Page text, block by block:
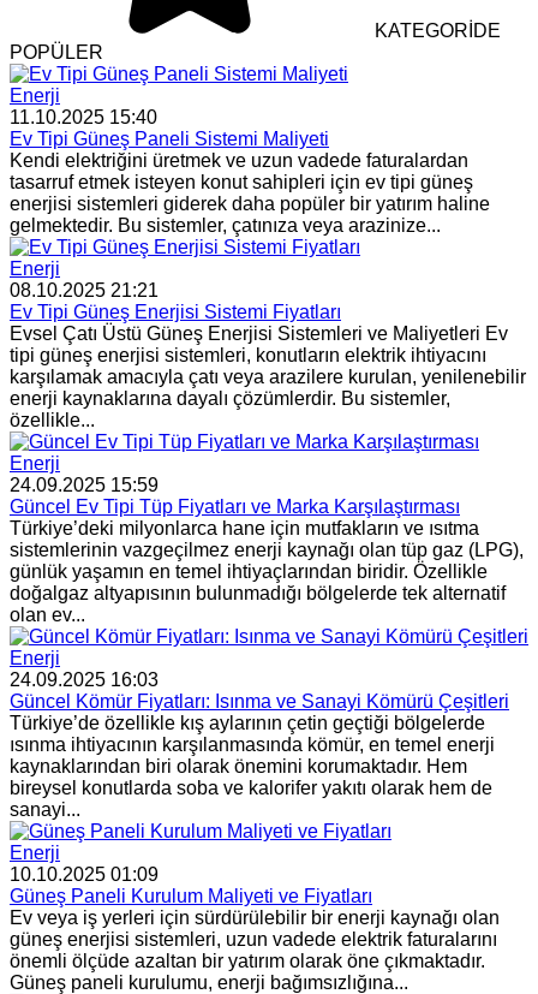
KATEGORİDE
POPÜLER
Enerji
11.10.2025 15:40
Ev Tipi Güneş Paneli Sistemi Maliyeti
Kendi elektriğini üretmek ve uzun vadede faturalardan
tasarruf etmek isteyen konut sahipleri için ev tipi güneş
enerjisi sistemleri giderek daha popüler bir yatırım haline
gelmektedir. Bu sistemler, çatınıza veya arazinize...
Enerji
08.10.2025 21:21
Ev Tipi Güneş Enerjisi Sistemi Fiyatları
Evsel Çatı Üstü Güneş Enerjisi Sistemleri ve Maliyetleri Ev
tipi güneş enerjisi sistemleri, konutların elektrik ihtiyacını
karşılamak amacıyla çatı veya arazilere kurulan, yenilenebilir
enerji kaynaklarına dayalı çözümlerdir. Bu sistemler,
özellikle...
Enerji
24.09.2025 15:59
Güncel Ev Tipi Tüp Fiyatları ve Marka Karşılaştırması
Türkiye’deki milyonlarca hane için mutfakların ve ısıtma
sistemlerinin vazgeçilmez enerji kaynağı olan tüp gaz (LPG),
günlük yaşamın en temel ihtiyaçlarından biridir. Özellikle
doğalgaz altyapısının bulunmadığı bölgelerde tek alternatif
olan ev...
Enerji
24.09.2025 16:03
Güncel Kömür Fiyatları: Isınma ve Sanayi Kömürü Çeşitleri
Türkiye’de özellikle kış aylarının çetin geçtiği bölgelerde
ısınma ihtiyacının karşılanmasında kömür, en temel enerji
kaynaklarından biri olarak önemini korumaktadır. Hem
bireysel konutlarda soba ve kalorifer yakıtı olarak hem de
sanayi...
Enerji
10.10.2025 01:09
Güneş Paneli Kurulum Maliyeti ve Fiyatları
Ev veya iş yerleri için sürdürülebilir bir enerji kaynağı olan
güneş enerjisi sistemleri, uzun vadede elektrik faturalarını
önemli ölçüde azaltan bir yatırım olarak öne çıkmaktadır.
Güneş paneli kurulumu, enerji bağımsızlığına...